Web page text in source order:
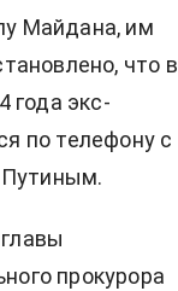
Майдана, им
что в
года экс-
по телефону с
прокурора